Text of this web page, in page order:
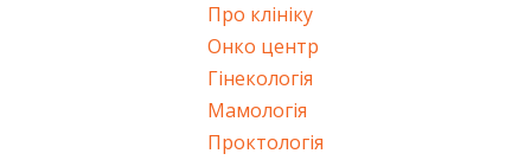
Про клініку
Онко центр
Гінекологія
Мамологія
Проктологія